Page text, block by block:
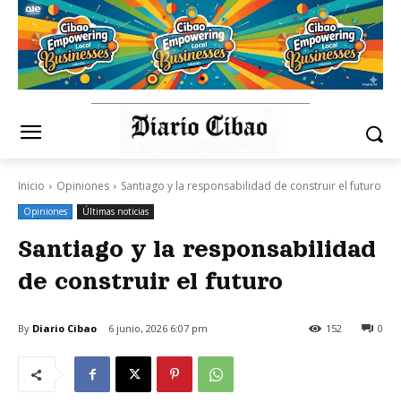
Inicio Opiniones Santiago y la responsabilidad de construir el futuro
Opiniones Últimas noticias
Santiago y la responsabilidad
de construir el futuro
By Diario Cibao 6 junio, 2026 6:07 pm 0
152